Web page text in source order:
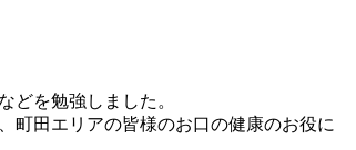
どを勉強しました。
町田エリアの皆様のお口の健康のお役に